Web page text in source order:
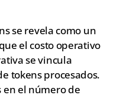
se revela como un
el costo operativo
se vincula
tokens procesados.
el número de